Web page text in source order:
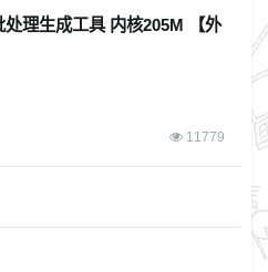
理生成工具 内核205M 【外
11779